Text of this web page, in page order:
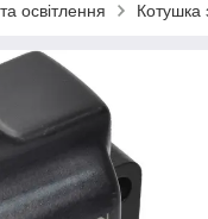
освітлення Котушка